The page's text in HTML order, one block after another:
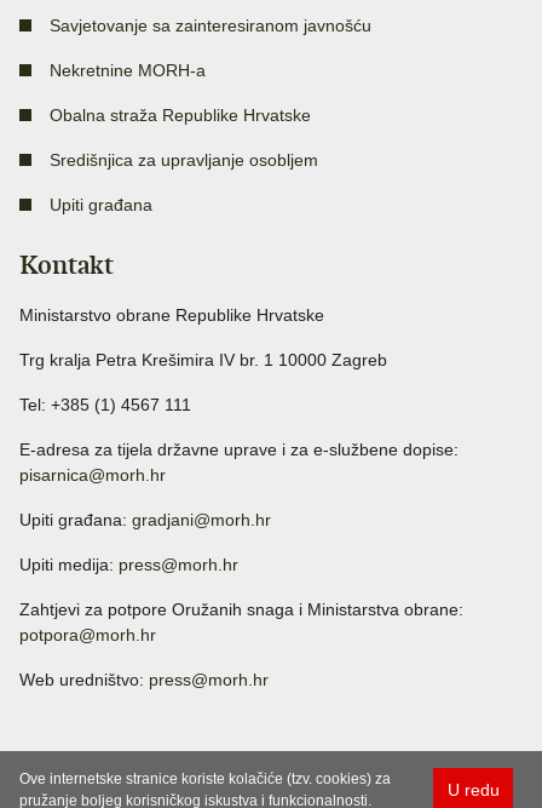
Savjetovanje sa zainteresiranom javnošću
Nekretnine MORH-a
Obalna straža Republike Hrvatske
Središnjica za upravljanje osobljem
Upiti građana
Kontakt
Ministarstvo obrane Republike Hrvatske
Trg kralja Petra Krešimira IV br. 1 10000 Zagreb
Tel: +385 (1) 4567 111
E-adresa za tijela državne uprave i za e-službene dopise:
pisarnica@morh.hr
Upiti građana: gradjani@morh.hr
Upiti medija: press@morh.hr
Zahtjevi za potpore Oružanih snaga i Ministarstva obrane:
potpora@morh.hr
Web uredništvo: press@morh.hr
U redu
Ove internetske stranice koriste kolačiće (tzv. cookies) za
pružanje boljeg korisničkog iskustva i funkcionalnosti.